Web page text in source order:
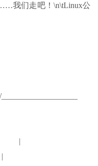
我们走吧！\n\tLinux公
? |